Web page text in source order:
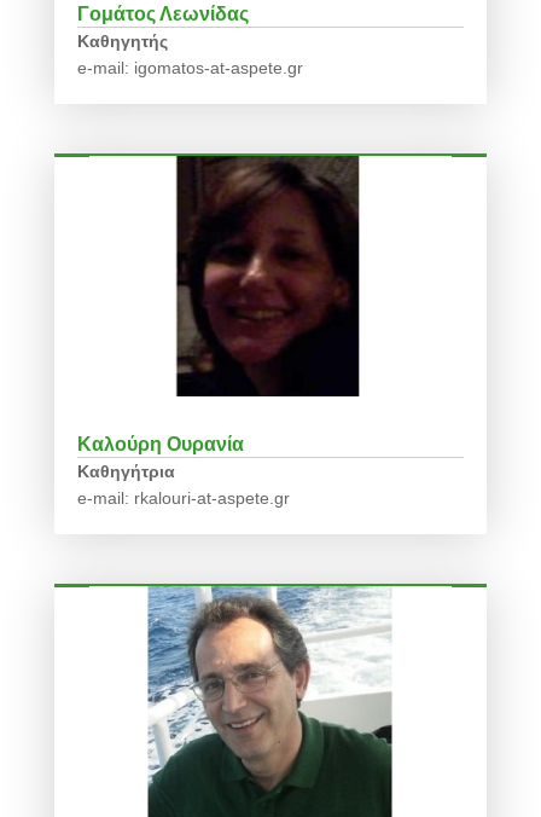
Γομάτος Λεωνίδας
Καθηγητής
e-mail: igomatos-at-aspete.gr
Καλούρη Ουρανία
Καθηγήτρια
e-mail: rkalouri-at-aspete.gr